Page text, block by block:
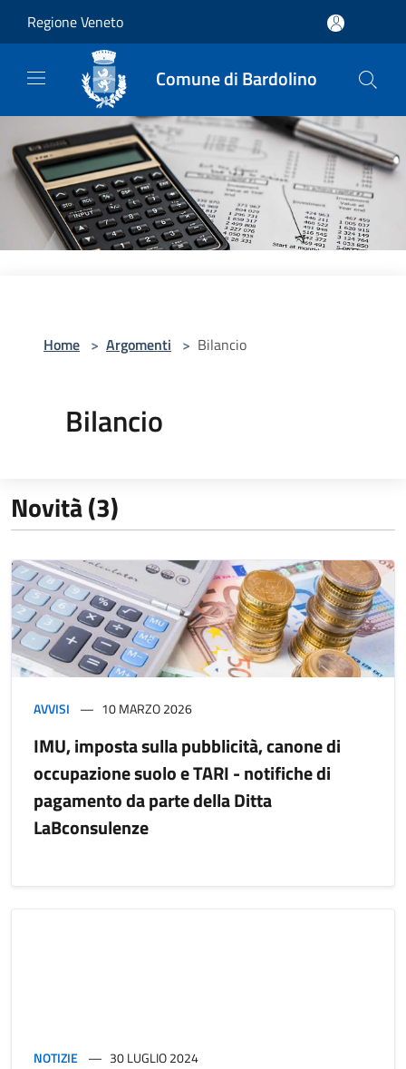
Regione Veneto
Comune di Bardolino
Home > Argomenti > Bilancio
Bilancio
Novità (3)
AVVISI 10 MARZO 2026
IMU, imposta sulla pubblicità, canone di
occupazione suolo e TARI - notifiche di
pagamento da parte della Ditta
LaBconsulenze
NOTIZIE 30 LUGLIO 2024